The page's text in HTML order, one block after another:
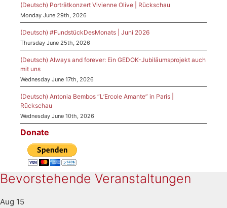
(Deutsch) Porträtkonzert Vivienne Olive | Rückschau
Monday June 29th, 2026
(Deutsch) #FundstückDesMonats | Juni 2026
Thursday June 25th, 2026
(Deutsch) Always and forever: Ein GEDOK-Jubiläumsprojekt auch
mit uns
Wednesday June 17th, 2026
(Deutsch) Antonia Bembos “L’Ercole Amante” in Paris |
Rückschau
Wednesday June 10th, 2026
Donate
Bevorstehende Veranstaltungen
Aug 15